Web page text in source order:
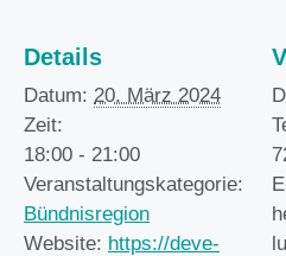
Details
Datum: 20. März 2024
Zeit:
18:00 - 21:00
Veranstaltungskategorie:
Bündnisregion
Website: https://deve-